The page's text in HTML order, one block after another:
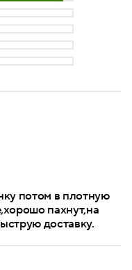
потом в плотную
пахнут,на
доставку.